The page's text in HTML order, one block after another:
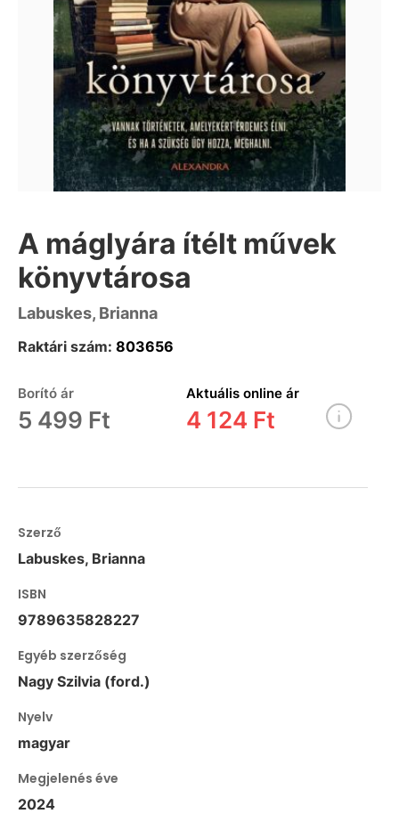
A máglyára ítélt művek
könyvtárosa
Labuskes, Brianna
Raktári szám: 803656
Borító ár
5 499 Ft
Aktuális online ár
4 124 Ft
Szerző
Labuskes, Brianna
ISBN
9789635828227
Egyéb szerzőség
Nagy Szilvia (ford.)
Nyelv
magyar
Megjelenés éve
2024